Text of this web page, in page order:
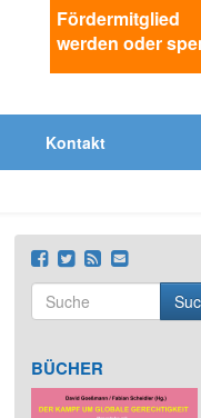
Fördermitglied
werden oder
Kontakt
Suchformular
BÜCHER